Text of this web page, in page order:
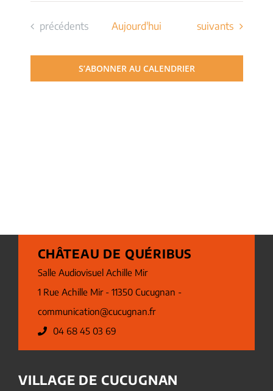
Évènements
précédents Aujourd'hui Évènements
suivants
S’ABONNER AU CALENDRIER
CHÂTEAU DE QUÉRIBUS
Salle Audiovisuel Achille Mir
1 Rue Achille Mir - 11350 Cucugnan -
communication@cucugnan.fr
04 68 45 03 69
VILLAGE DE CUCUGNAN